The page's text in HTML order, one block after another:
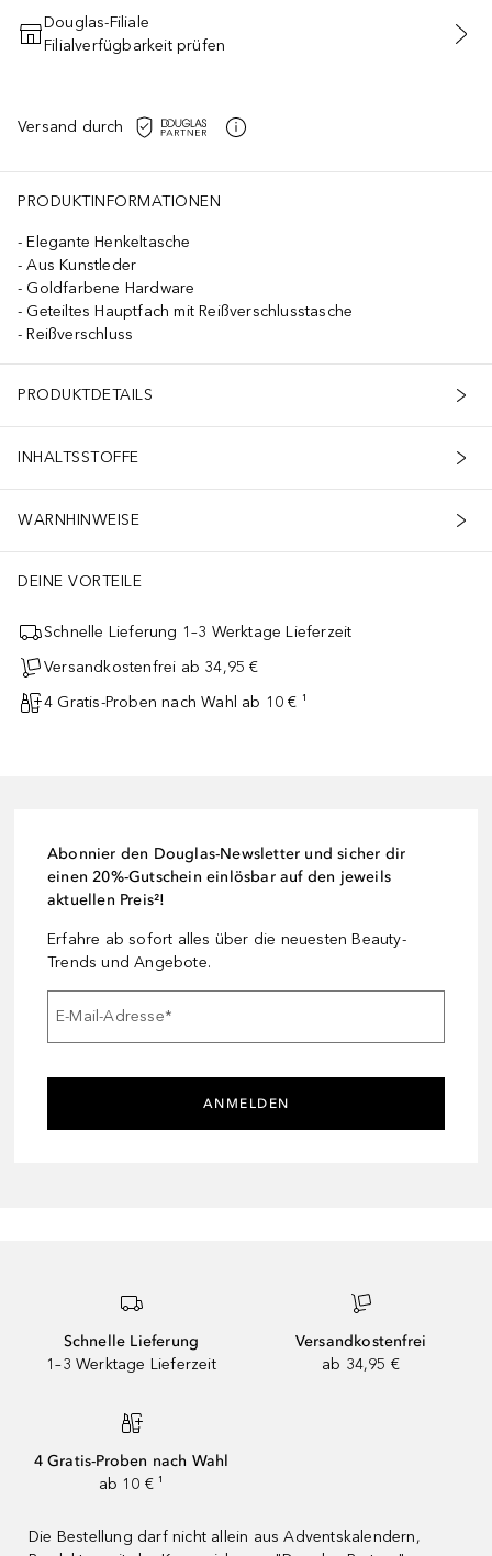
IN DEN WARENKORB
Douglas-Filiale
Filialverfügbarkeit prüfen
Versand durch
PRODUKTINFORMATIONEN
Elegante Henkeltasche
Aus Kunstleder
Goldfarbene Hardware
Geteiltes Hauptfach mit Reißverschlusstasche
Reißverschluss
PRODUKTDETAILS
INHALTSSTOFFE
WARNHINWEISE
DEINE VORTEILE
Schnelle Lieferung 1–3 Werktage Lieferzeit
Versandkostenfrei ab 34,95 €
4 Gratis-Proben nach Wahl ab 10 € ¹
Abonnier den Douglas-Newsletter und sicher dir
einen 20%-Gutschein einlösbar auf den jeweils
aktuellen Preis²!
Erfahre ab sofort alles über die neuesten Beauty-
Trends und Angebote.
E-Mail-Adresse*
ANMELDEN
Schnelle Lieferung
1–3 Werktage Lieferzeit
Versandkostenfrei
ab 34,95 €
4 Gratis-Proben nach Wahl
ab 10 € ¹
Die Bestellung darf nicht allein aus Adventskalendern,